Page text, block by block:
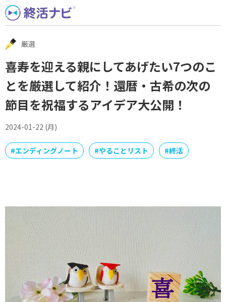
Skip
to
content
厳選
喜寿を迎える親にしてあげたい7つのこ
とを厳選して紹介！還暦・古希の次の
節目を祝福するアイデア大公開！
2024-01-22 (月)
#エンディングノート #やることリスト #終活